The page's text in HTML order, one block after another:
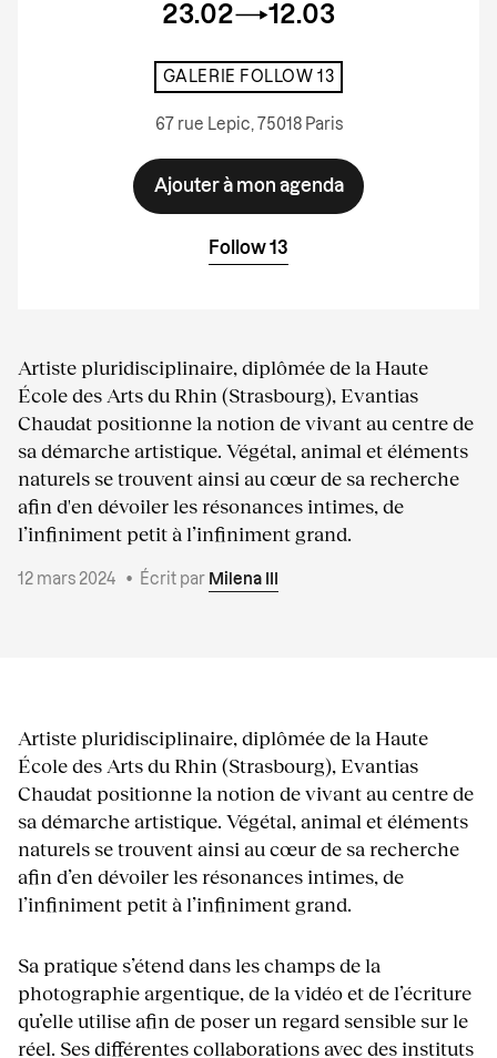
23.02 12.03
GALERIE FOLLOW 13
67 rue Lepic, 75018 Paris
Ajouter à mon agenda
Follow 13
Artiste pluridisciplinaire, diplômée de la Haute
École des Arts du Rhin (Strasbourg), Evantias
Chaudat positionne la notion de vivant au centre de
sa démarche artistique. Végétal, animal et éléments
naturels se trouvent ainsi au cœur de sa recherche
afin d'en dévoiler les résonances intimes, de
l’infiniment petit à l’infiniment grand.
12 mars 2024 • Écrit par Milena III
Artiste pluridisciplinaire, diplômée de la Haute
École des Arts du Rhin (Strasbourg), Evantias
Chaudat positionne la notion de vivant au centre de
sa démarche artistique. Végétal, animal et éléments
naturels se trouvent ainsi au cœur de sa recherche
afin d’en dévoiler les résonances intimes, de
l’infiniment petit à l’infiniment grand.
Sa pratique s’étend dans les champs de la
photographie argentique, de la vidéo et de l’écriture
qu’elle utilise afin de poser un regard sensible sur le
réel. Ses différentes collaborations avec des instituts